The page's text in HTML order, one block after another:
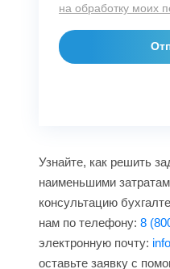
на обработку моих
Узнайте, как решить
наименьшими
консультацию
нам по телефону: 8
электронную почту:
оставьте заявку с